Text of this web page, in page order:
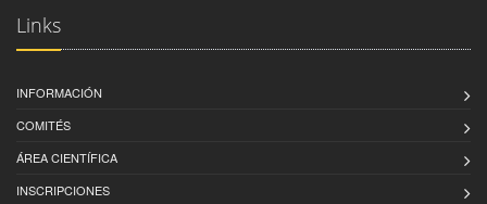
Links
INFORMACIÓN
COMITÉS
ÁREA CIENTÍFICA
INSCRIPCIONES